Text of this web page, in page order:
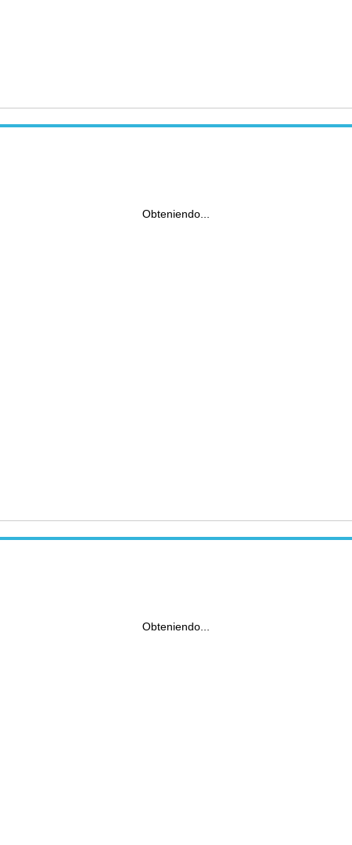
Obteniendo...
Obteniendo...